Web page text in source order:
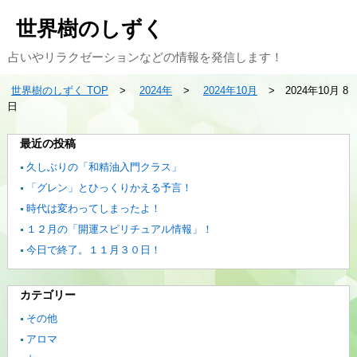
世界樹のしずく
占いやリラクゼーションなどの情報を発信します！
世界樹のしずく TOP 2024年 2024年10月
2024年10月 8
日
最近の投稿
久しぶりの「和精油入門クラス」
「グレン」とひっくりかえる予言！
時代は変わってしまったよ！
１２月の「開運スピリチュアル情報」！
今日で終了。１１月３０日！
カテゴリー
その他
アロマ